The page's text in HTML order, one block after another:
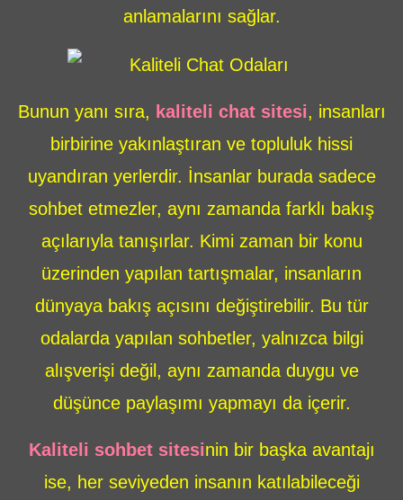
anlamalarını sağlar.
Bunun yanı sıra, kaliteli chat sitesi, insanları
birbirine yakınlaştıran ve topluluk hissi
uyandıran yerlerdir. İnsanlar burada sadece
sohbet etmezler, aynı zamanda farklı bakış
açılarıyla tanışırlar. Kimi zaman bir konu
üzerinden yapılan tartışmalar, insanların
dünyaya bakış açısını değiştirebilir. Bu tür
odalarda yapılan sohbetler, yalnızca bilgi
alışverişi değil, aynı zamanda duygu ve
düşünce paylaşımı yapmayı da içerir.
Kaliteli sohbet sitesinin bir başka avantajı
ise, her seviyeden insanın katılabileceği